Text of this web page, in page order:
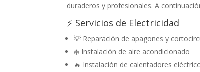
duraderos y profesionales. A
⚡ Servicios de Electricidad
💡 Reparación de apagones y
❄️ Instalación de aire acondicionado
🔥 Instalación de calentadores